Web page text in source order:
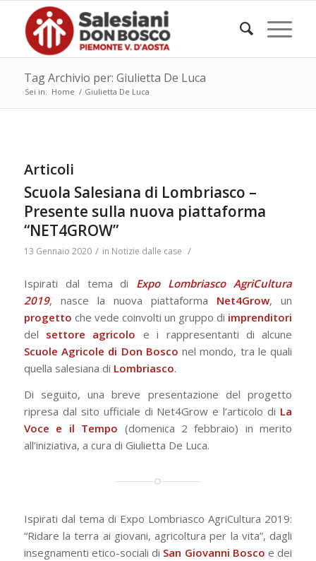
Tag Archivio per: Giulietta De Luca
Sei in: Home / Giulietta De Luca
Articoli
Scuola Salesiana di Lombriasco –
Presente sulla nuova piattaforma
“NET4GROW”
13 Gennaio 2020 / in Notizie dalle case /
Ispirati dal tema di Expo Lombriasco AgriCultura
2019, nasce la nuova piattaforma Net4Grow, un
progetto che vede coinvolti un gruppo di imprenditori
del settore agricolo e i rappresentanti di alcune
Scuole Agricole di Don Bosco nel mondo, tra le quali
quella salesiana di Lombriasco.
Di seguito, una breve presentazione del progetto
ripresa dal sito ufficiale di Net4Grow e l’articolo di La
Voce e il Tempo (domenica 2 febbraio) in merito
all’iniziativa, a cura di Giulietta De Luca.
Ispirati dal tema di Expo Lombriasco AgriCultura 2019:
“Ridare la terra ai giovani, agricoltura per la vita”, dagli
insegnamenti etico-sociali di San Giovanni Bosco e dei